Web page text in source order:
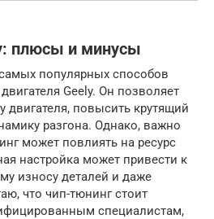
плюсы и минусы
популярных способов
Geely. Он позволяет
двигателя, повысить крутящий
разгона. Однако, важно
может повлиять на ресурс
настройка может привести к
износу деталей и даже
что чип-тюнинг стоит
специалистам,